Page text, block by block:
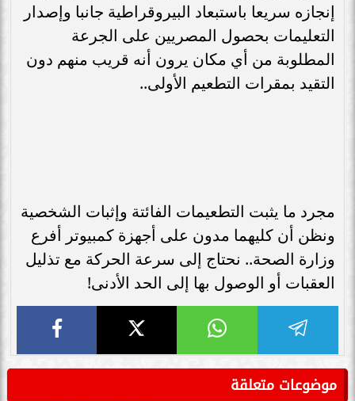
إنجازه سريعا باستبعاد البيروقراطية جانبا وإصدار
التعليمات بحصول المصريين على الجرعة
المطلوبة من أي مكان يرون أنه قريب منهم دون
التقيد بمقرات التطعيم الأولى..
مجرد ما يثبت التطعيمات الفائتة وإثبات الشخصية
ونظن أن كليهما مدون على أجهزة كمبيوتر أفرع
وزارة الصحة.. نحتاج إلى سرعة الحركة مع تذليل
العقبات أو الوصول بها إلى الحد الأدنى!
موضوعات متعلقة